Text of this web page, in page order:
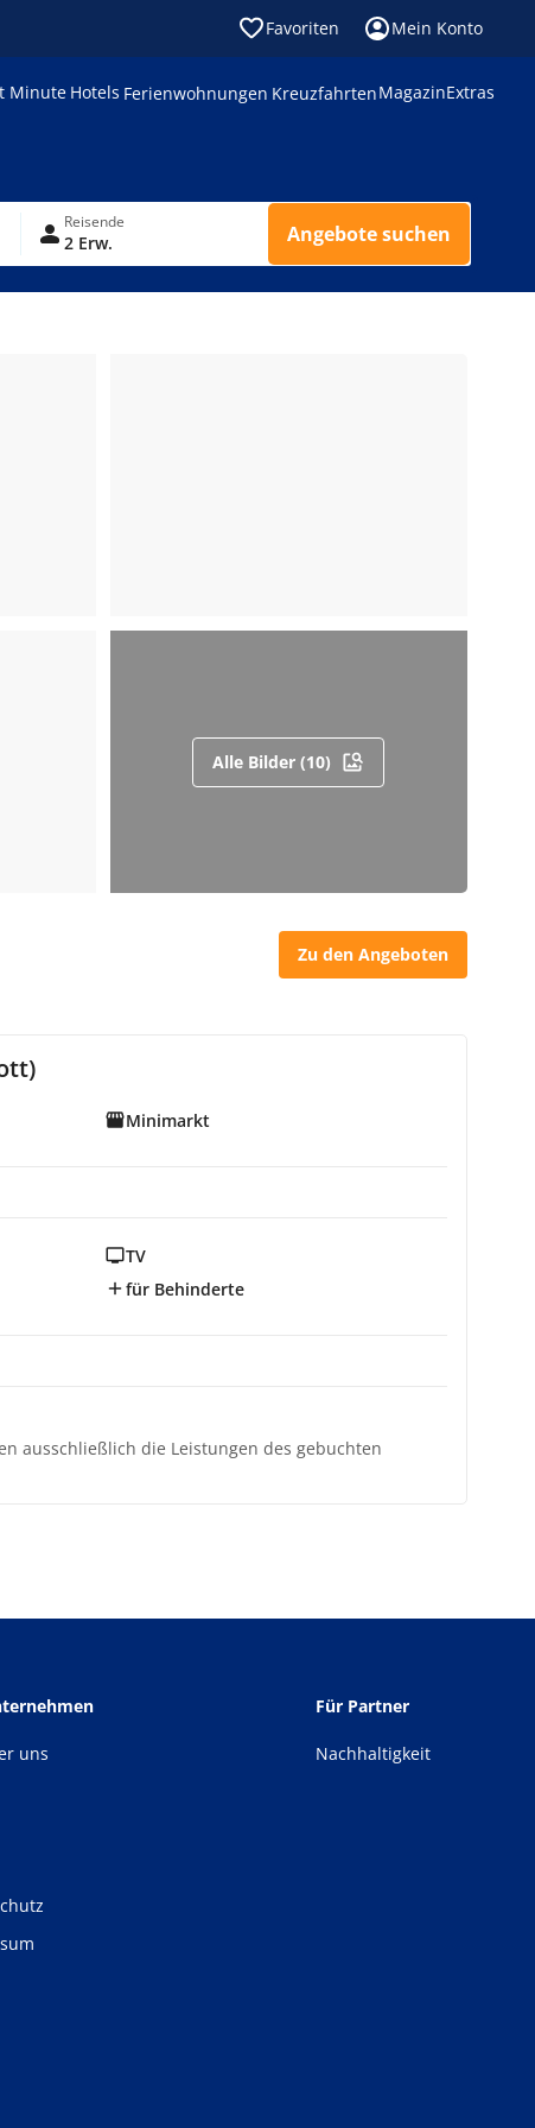
Favoriten Mein Konto
Minute Hotels Ferienwohnungen KreuzfahrtenMagazinExtras
Reisende
2 Erw. Angebote suchen
Alle Bilder (10)
Zu den Angeboten
Minimarkt
TV
für Behinderte
ausschließlich die Leistungen des gebuchten
uns
Für Partner
Nachhaltigkeit